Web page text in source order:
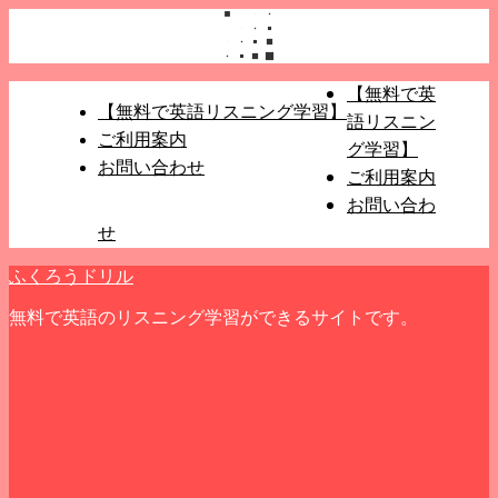
【無料で英語リスニング学習】
ご利用案内
お問い合わせ
【無料で英
語リスニン
グ学習】
ご利用案内
お問い合わ
せ
ふくろうドリル
無料で英語のリスニング学習ができるサイトです。